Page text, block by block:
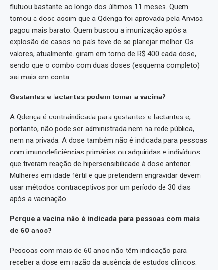
flutuou bastante ao longo dos últimos 11 meses. Quem
tomou a dose assim que a Qdenga foi aprovada pela Anvisa
pagou mais barato. Quem buscou a imunização após a
explosão de casos no país teve de se planejar melhor. Os
valores, atualmente, giram em torno de R$ 400 cada dose,
sendo que o combo com duas doses (esquema completo)
sai mais em conta.
Gestantes e lactantes podem tomar a vacina?
A Qdenga é contraindicada para gestantes e lactantes e,
portanto, não pode ser administrada nem na rede pública,
nem na privada. A dose também não é indicada para pessoas
com imunodeficiências primárias ou adquiridas e indivíduos
que tiveram reação de hipersensibilidade à dose anterior.
Mulheres em idade fértil e que pretendem engravidar devem
usar métodos contraceptivos por um período de 30 dias
após a vacinação.
Porque a vacina não é indicada para pessoas com mais
de 60 anos?
Pessoas com mais de 60 anos não têm indicação para
receber a dose em razão da ausência de estudos clínicos.